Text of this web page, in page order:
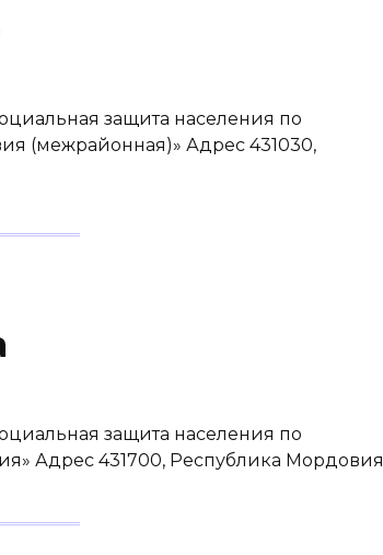
защита населения по
(межрайонная)» Адрес 431030,
защита населения по
Адрес 431700, Республика Мордовия